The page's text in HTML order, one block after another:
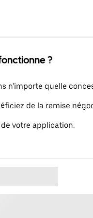
?
n'importe quelle
de la remise
votre application.